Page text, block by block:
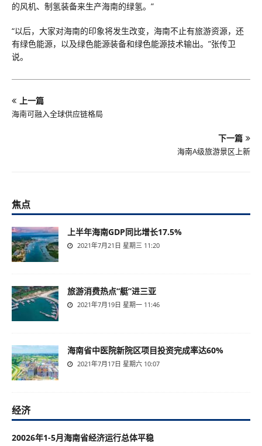
的风机、制氢装备来生产海南的绿氢。”
“以后，大家对海南的印象将发生改变，海南不止有旅游资源，还
有绿色能源，以及绿色能源装备和绿色能源技术输出。”张传卫
说。
上一篇
海南可融入全球供应链格局
下一篇
海南A级旅游景区上新
焦点
上半年海南GDP同比增长17.5%
2021年7月21日 星期三 11:20
旅游消费热点“艇”进三亚
2021年7月19日 星期一 11:46
海南省中医院新院区项目投资完成率达60%
2021年7月17日 星期六 10:07
经济
20026年1-5月海南省经济运行总体平稳